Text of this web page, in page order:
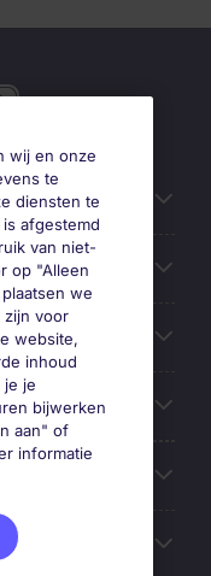
wij en onze
te
diensten te
afgestemd
van niet-
op "Alleen
we
zijn voor
website,
inhoud
je je
bijwerken
aan" of
informatie